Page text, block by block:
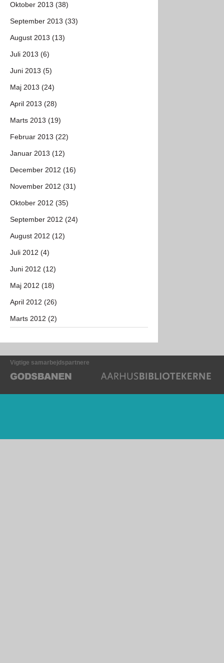
Oktober 2013 (38)
September 2013 (33)
August 2013 (13)
Juli 2013 (6)
Juni 2013 (5)
Maj 2013 (24)
April 2013 (28)
Marts 2013 (19)
Februar 2013 (22)
Januar 2013 (12)
December 2012 (16)
November 2012 (31)
Oktober 2012 (35)
September 2012 (24)
August 2012 (12)
Juli 2012 (4)
Juni 2012 (12)
Maj 2012 (18)
April 2012 (26)
Marts 2012 (2)
Vigtige samarbejdspartnere